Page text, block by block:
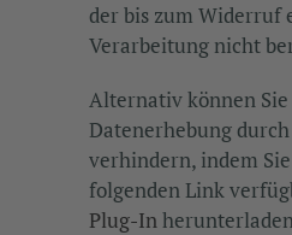
der bis zum Widerruf
Verarbeitung nicht
Alternativ können Sie
Datenerhebung
verhindern, indem
folgenden Link
Plug-In